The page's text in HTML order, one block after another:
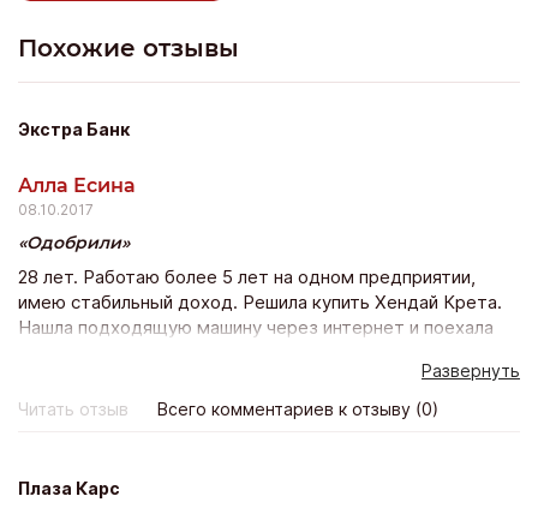
Похожие отзывы
Экстра Банк
Алла Есина
08.10.2017
Одобрили
28 лет. Работаю более 5 лет на одном предприятии,
имею стабильный доход. Решила купить Хендай Крета.
Нашла подходящую машину через интернет и поехала
из которых мне 4 отказали а 5 ответ так не пришел…
Тогда я в интернете опять же нашла Экстра банк и
даже не перезвонили. Предложили программу
кредитования на 5 лет со страховкой дсаго на авто (это
Развернуть
Читать отзыв
Всего комментариев к отзыву (0)
Плаза Карс